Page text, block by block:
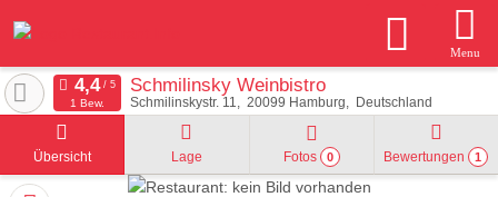
Menu
Schmilinsky Weinbistro
Schmilinskystr. 11 20099 Hamburg Deutschland
1 Bew.
Übersicht Lage Fotos 0 Bewertungen 1